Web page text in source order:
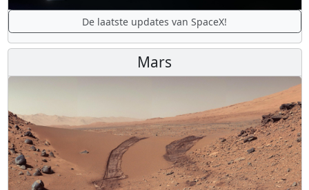
De laatste updates van SpaceX!
Mars